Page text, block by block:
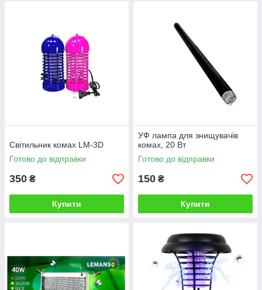
Світильник комах LM-3D
Готово до відправки
350 ₴
Купити
УФ лампа для знищувачів
комах, 20 Вт
Готово до відправки
150 ₴
Купити